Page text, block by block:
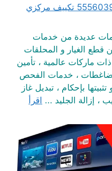
فني تكييف وتبريد الرميثية 55560390 تكييف مركزي
عديدة من خدمات
قطع الغيار و المحلقات
ماركات عالمية ، تأمين
الضاغطات ، خدمات الفحص
بإحكام ، تبديل غاز
، إزالة الجليد ... اقرأ